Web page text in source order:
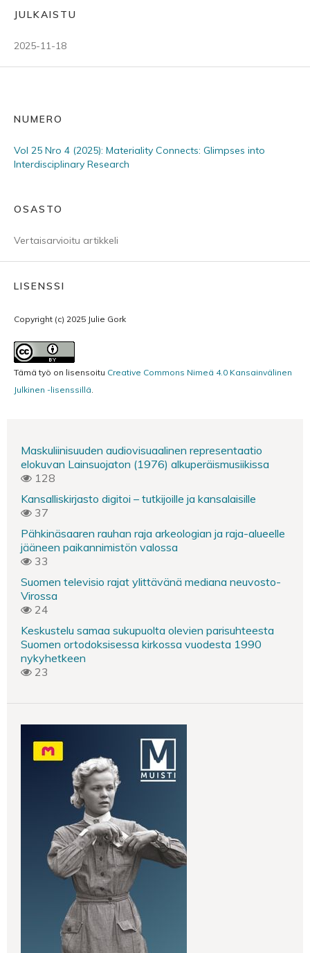
JULKAISTU
2025-11-18
NUMERO
Vol 25 Nro 4 (2025): Materiality Connects: Glimpses into
Interdisciplinary Research
OSASTO
Vertaisarvioitu artikkeli
LISENSSI
Copyright (c) 2025 Julie Gork
Tämä työ on lisensoitu Creative Commons Nimeä 4.0 Kansainvälinen
Julkinen -lisenssillä.
Maskuliinisuuden audiovisuaalinen representaatio
elokuvan Lainsuojaton (1976) alkuperäismusiikissa
128
Kansalliskirjasto digitoi – tutkijoille ja kansalaisille
37
Pähkinäsaaren rauhan raja arkeologian ja raja-alueelle
jääneen paikannimistön valossa
33
Suomen televisio rajat ylittävänä mediana neuvosto-
Virossa
24
Keskustelu samaa sukupuolta olevien parisuhteesta
Suomen ortodoksisessa kirkossa vuodesta 1990
nykyhetkeen
23